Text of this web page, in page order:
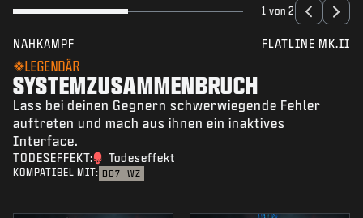
1 von 2
NAHKAMPF FLATLINE MK.II
LEGENDÄR
SYSTEMZUSAMMENBRUCH
Lass bei deinen Gegnern schwerwiegende Fehler
auftreten und mach aus ihnen ein inaktives
Interface.
TODESEFFEKT: Todeseffekt
KOMPATIBEL MIT: BO7 WZ